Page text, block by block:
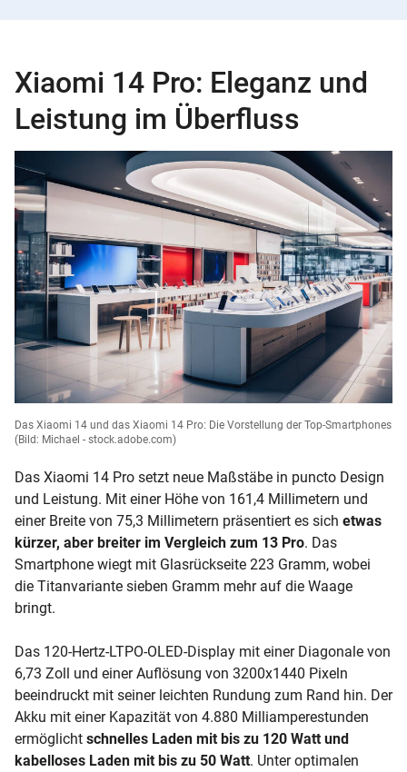
Xiaomi 14 Pro: Eleganz und
Leistung im Überfluss
Das Xiaomi 14 und das Xiaomi 14 Pro: Die Vorstellung der Top-Smartphones
(Bild: Michael - stock.adobe.com)
Das Xiaomi 14 Pro setzt neue Maßstäbe in puncto Design
und Leistung. Mit einer Höhe von 161,4 Millimetern und
einer Breite von 75,3 Millimetern präsentiert es sich etwas
kürzer, aber breiter im Vergleich zum 13 Pro. Das
Smartphone wiegt mit Glasrückseite 223 Gramm, wobei
die Titanvariante sieben Gramm mehr auf die Waage
bringt.
Das 120-Hertz-LTPO-OLED-Display mit einer Diagonale von
6,73 Zoll und einer Auflösung von 3200x1440 Pixeln
beeindruckt mit seiner leichten Rundung zum Rand hin. Der
Akku mit einer Kapazität von 4.880 Milliamperestunden
ermöglicht schnelles Laden mit bis zu 120 Watt und
kabelloses Laden mit bis zu 50 Watt. Unter optimalen